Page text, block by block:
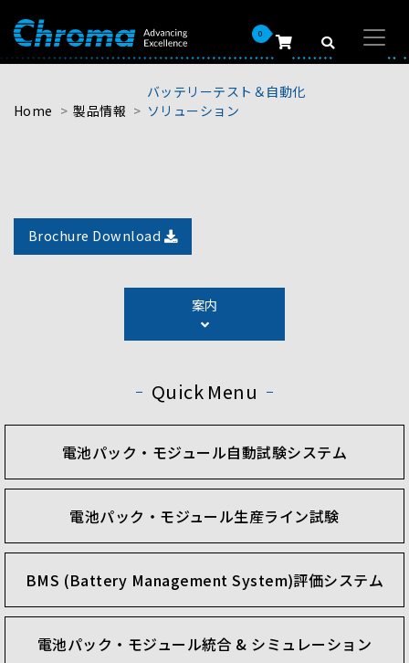
0
Home 製品情報
バッテリーテスト＆自動化
ソリューション
Brochure Download
test solution is the combination of test
instruments, automated logistics, and
manufacturing information management. The entire
into a line by moving the battery cell to each test
and discharging, OCV/ACR/DCIR tests, NG selection,
AOI, and grading.
Charging and discharging tests are necessary to
evaluate the performance and health of lithium
test system with accurate measurements, stable,
safe, and convenient operation. Chroma offers
battery test systems that meet all these criteria,
while also providing customized plans and after-
sales service around the globe.
案内
Quick Menu
電池パック・モジュール自動試験システム
電池パック・モジュール生産ライン試験
BMS (Battery Management System)評価システム
電池パック・モジュール統合 & シミュレーション